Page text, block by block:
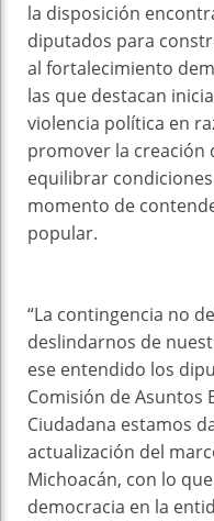
la disposición
diputados para
al fortalecimiento
las que destacan
violencia política en
promover la creación
equilibrar
momento de
popular.
“La contingencia no
deslindarnos de
ese entendido los
Comisión de Asuntos
Ciudadana estamos
actualización del
Michoacán, con lo
democracia en la